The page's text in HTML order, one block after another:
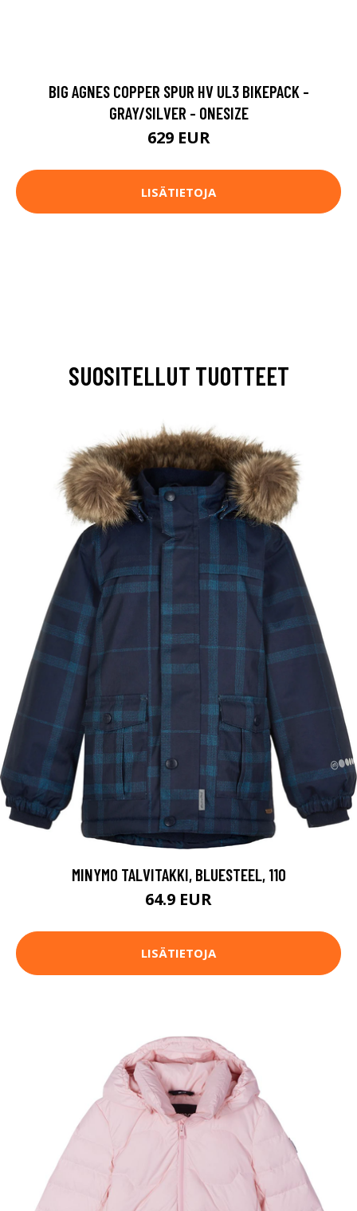
BIG AGNES COPPER SPUR HV UL3 BIKEPACK -
GRAY/SILVER - ONESIZE
629 EUR
LISÄTIETOJA
SUOSITELLUT TUOTTEET
MINYMO TALVITAKKI, BLUESTEEL, 110
64.9 EUR
LISÄTIETOJA